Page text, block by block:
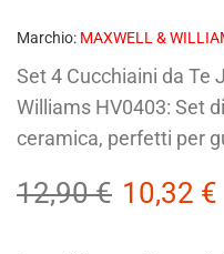
Marchio: MAXWELL &
Set 4 Cucchiaini da Te
Williams HV0403: Set
ceramica, perfetti per
12,90€ 10,32 €